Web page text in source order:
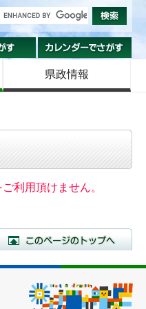
組織でさがす
県政情報
利用頂けません。
のページに戻る